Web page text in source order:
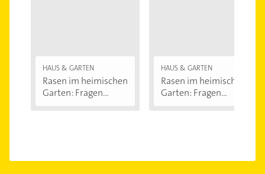
HAUS & GARTEN
Rasen im heimischen
Garten: Fragen...
HAUS & GARTEN
Rasen im heimischen
Garten: Fragen...